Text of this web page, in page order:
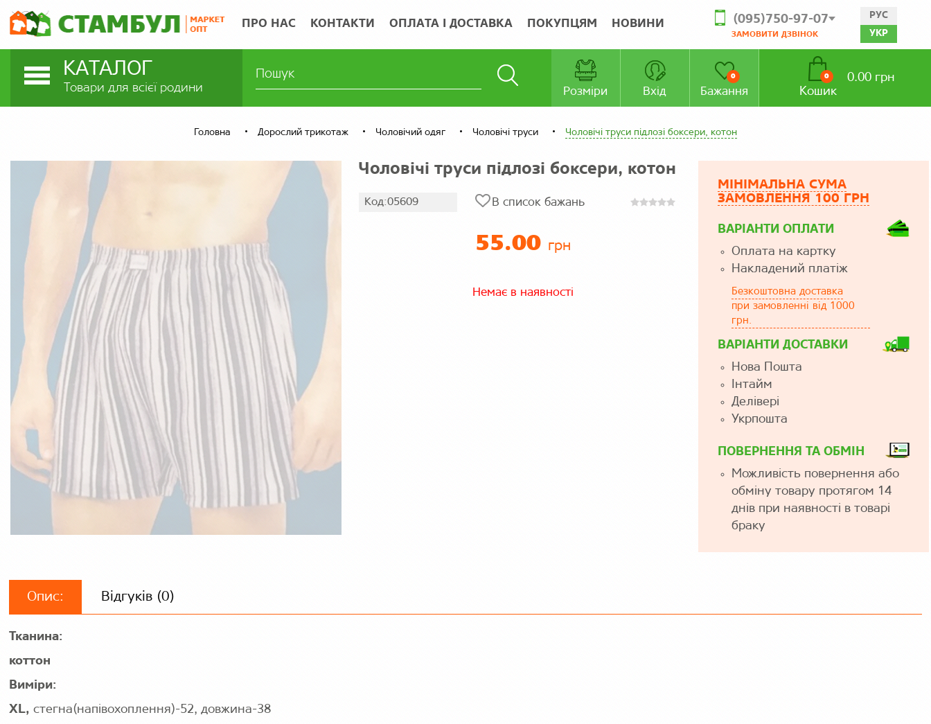
ПРО НАС КОНТАКТИ ОПЛАТА І ДОСТАВКА ПОКУПЦЯМ НОВИНИ (095)750-97-07
ЗАМОВИТИ ДЗВІНОК
РУС
УКР
КАТАЛОГ
Товари для всієї родини Розміри Вхід Бажання
0
Кошик
0 0.00 грн
Головна Дорослий трикотаж Чоловічий одяг Чоловічі труси Чоловічі труси підлозі боксери, котон
Чоловічі труси підлозі боксери, котон
Код:05609 В список бажань
55.00 грн
Немає в наявності
МІНІМАЛЬНА СУМА
ЗАМОВЛЕННЯ 100 ГРН
ВАРІАНТИ ОПЛАТИ
Оплата на картку
Накладений платіж
Безкоштовна доставка
при замовленні від 1000
грн.
ВАРІАНТИ ДОСТАВКИ
Нова Пошта
Інтайм
Делівері
Укрпошта
ПОВЕРНЕННЯ ТА ОБМІН
Можливість повернення або
обміну товару протягом 14
днів при наявності в товарі
браку
Опис: Відгуків (0)
Тканина:
коттон
Виміри:
XL, стегна(напівохоплення)-52, довжина-38